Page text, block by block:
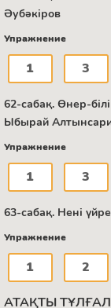
Әубәкіров
Упражнение
1 3
62-сабақ. Өнер-
Ыбырай
Упражнение
1 3
63-сабақ. Нені
Упражнение
1 2
АТАҚТЫ